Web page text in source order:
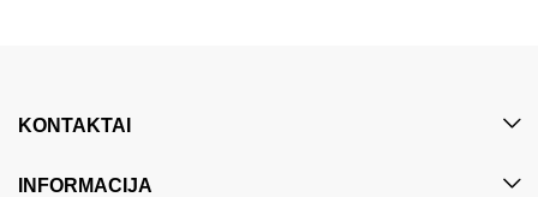
KONTAKTAI
INFORMACIJA